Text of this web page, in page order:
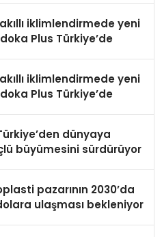
iklimlendirmede yeni
Plus Türkiye’de
iklimlendirmede yeni
Plus Türkiye’de
dünyaya
büyümesini sürdürüyor
pazarının 2030’da
ulaşması bekleniyor